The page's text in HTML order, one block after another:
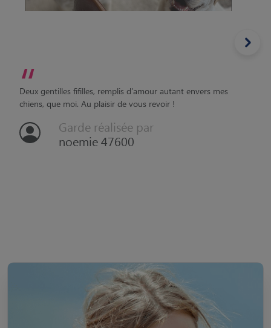
“
Deux gentilles fifilles, remplis d'amour autant envers mes
chiens, que moi. Au plaisir de vous revoir !
Garde réalisée par
noemie 47600